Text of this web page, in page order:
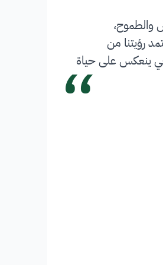
والطموح،
رؤيتنا من
حي ينعكس على حياة
“